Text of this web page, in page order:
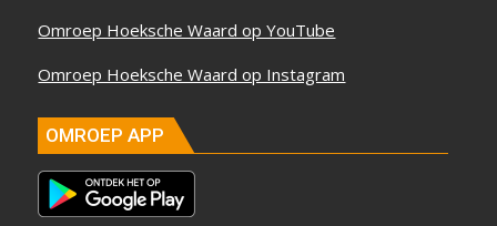
Omroep Hoeksche Waard op YouTube
Omroep Hoeksche Waard op Instagram
OMROEP APP